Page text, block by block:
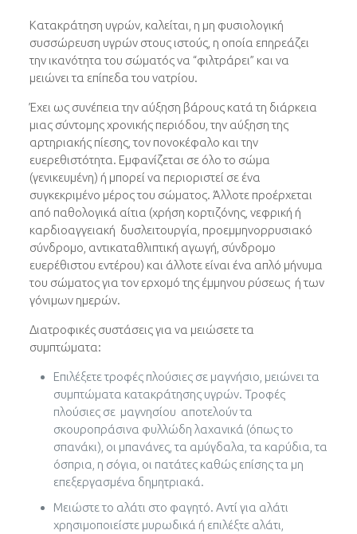
Κατακράτηση υγρών, καλείται, η μη φυσιολογική
συσσώρευση υγρών στους ιστούς, η οποία επηρεάζει
την ικανότητα του σώματός να “φιλτράρει” και να
μειώνει τα επίπεδα του νατρίου.
Έχει ως συνέπεια την αύξηση βάρους κατά τη διάρκεια
μιας σύντομης χρονικής περιόδου, την αύξηση της
αρτηριακής πίεσης, τον πονοκέφαλο και την
ευερεθιστότητα. Εμφανίζεται σε όλο το σώμα
(γενικευμένη) ή μπορεί να περιοριστεί σε ένα
συγκεκριμένο μέρος του σώματος. Άλλοτε προέρχεται
από παθολογικά αίτια (χρήση κορτιζόνης, νεφρική ή
καρδιοαγγειακή δυσλειτουργία, προεμμηνορρυσιακό
σύνδρομο, αντικαταθλιπτική αγωγή, σύνδρομο
ευερέθιστου εντέρου) και άλλοτε είναι ένα απλό μήνυμα
του σώματος για τον ερχομό της έμμηνου ρύσεως ή των
γόνιμων ημερών.
Διατροφικές συστάσεις για να μειώσετε τα
συμπτώματα:
Επιλέξετε τροφές πλούσιες σε μαγνήσιο, μειώνει τα
συμπτώματα κατακράτησης υγρών. Τροφές
πλούσιες σε μαγνησίου αποτελούν τα
σκουροπράσινα φυλλώδη λαχανικά (όπως το
σπανάκι), οι μπανάνες, τα αμύγδαλα, τα καρύδια, τα
όσπρια, η σόγια, οι πατάτες καθώς επίσης τα μη
επεξεργασμένα δημητριακά.
Μειώστε το αλάτι στο φαγητό. Αντί για αλάτι
χρησιμοποιείστε μυρωδικά ή επιλέξτε αλάτι,